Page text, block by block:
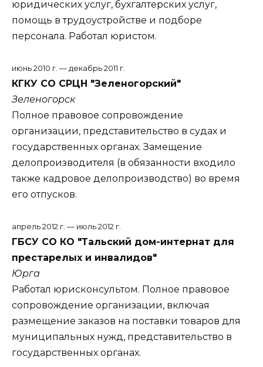
юридических услуг, бухгалтерских услуг,
помощь в трудоустройстве и подборе
персонала. Работал юристом.
июнь 2010 г. — декабрь 2011 г.
КГКУ СО СРЦН "Зеленогорский"
Зеленогорск
Полное правовое сопровождение
организации, представительство в судах и
государственных органах. Замещение
делопроизводителя (в обязанности входило
также кадровое делопроизводство) во время
его отпусков.
апрель 2012 г. — июль 2012 г.
ГБСУ СО КО "Тальский дом-интернат для
престарелых и инвалидов"
Юрга
Работал юрисконсультом. Полное правовое
сопровождение организации, включая
размещение заказов на поставки товаров для
муниципальных нужд, представительство в
государственных органах.